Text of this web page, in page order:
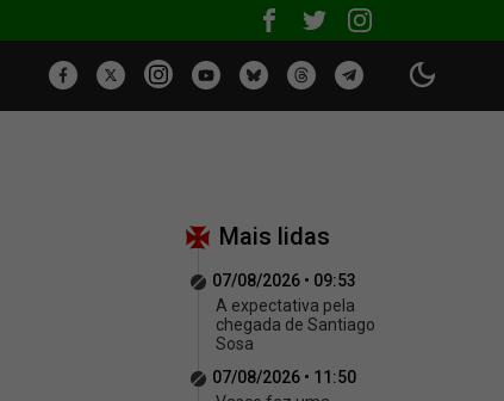
Mais lidas
07/08/2026 • 09:53
A expectativa pela
chegada de Santiago
Sosa
07/08/2026 • 11:50